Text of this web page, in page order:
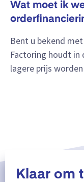
Wat moet ik
Bent u bekend
Factoring houdt
lagere prijs
Klaar om